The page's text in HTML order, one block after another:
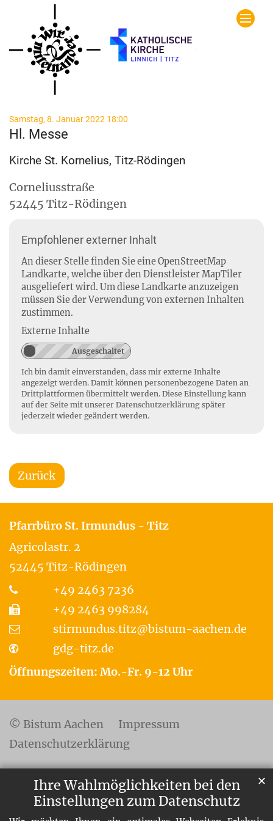
Ihre Wahlmöglichkeiten bei den
Einstellungen zum Datenschutz
✕
Zum Inhalt springen
Samstag, 8. Januar 2022 18:00
Hl. Messe
Kirche St. Kornelius, Titz-Rödingen
Corneliusstraße
52445 Titz-Rödingen
Empfohlener externer Inhalt
An dieser Stelle finden Sie eine OpenStreetMap
Landkarte, welche über den Dienstleister MapTiler
ausgeliefert wird. Um diese Landkarte anzuzeigen
müssen Sie der Verwendung von externen Inhalten
zustimmen.
Externe Inhalte
Ich bin damit einverstanden, dass mir externe Inhalte
angezeigt werden. Damit können personenbezogene Daten an
Drittplattformen übermittelt werden. Diese Einstellung kann
auf der Seite mit unserer Datenschutzerklärung später
jederzeit wieder geändert werden.
Zurück
Pfarrbüro St. Irmundus - Titz
Agricolastr. 2
52445 Titz-Rödingen
+49 2463 7236
+49 2463 998284
stirmundus.titz@bistum-aachen.de
gdg-titz.de
Öffnungszeiten: Mo.-Fr. 9-12 Uhr
© Bistum Aachen
Impressum
Datenschutzerklärung